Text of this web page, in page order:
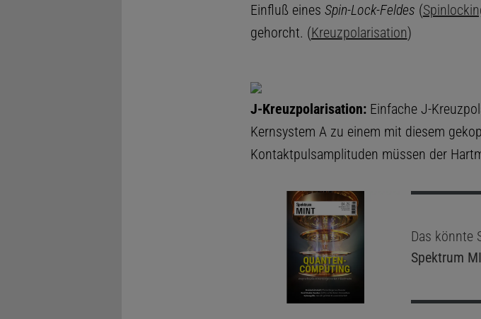
Einfluß eines Spin-Lock-Feldes (
gehorcht. (Kreuzpolarisation)
J-Kreuzpolarisation:Einfache J-
Kernsystem A zu einem mit diesem
Kontaktpulsamplituden müssen der
Das könnte
Spektrum